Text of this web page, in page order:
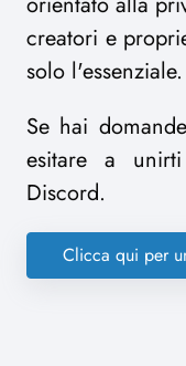
creatori e
solo l'essenziale.
Se hai
esitare a
Discord.
Clicca qui per